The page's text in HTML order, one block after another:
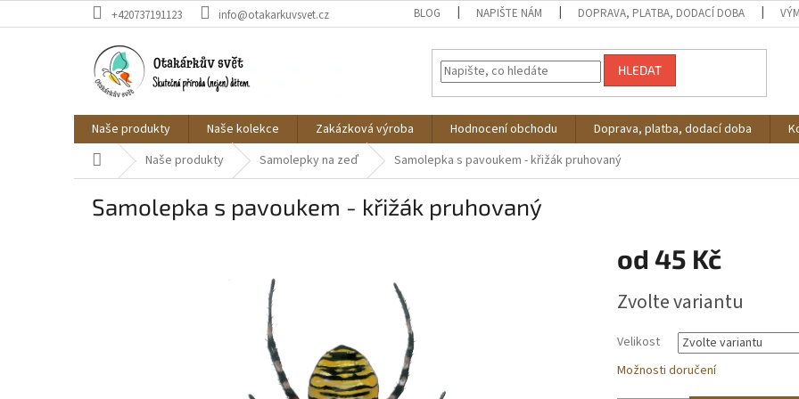
na
+420737191123 info@otakarkuvsvet.cz BLOG NAPIŠTE NÁM DOPRAVA, PLATBA, DODACÍ DOBA
HLEDAT
Naše produkty Naše kolekce Zakázková výroba Hodnocení obchodu Doprava, platba, dodací doba
Domů Naše produkty Samolepky na zeď Samolepka s pavoukem - křižák pruhovaný
Samolepka s pavoukem - křižák pruhovaný
od 45 Kč
cena:
Zvolte variantu
Velikost
Možnosti doručení